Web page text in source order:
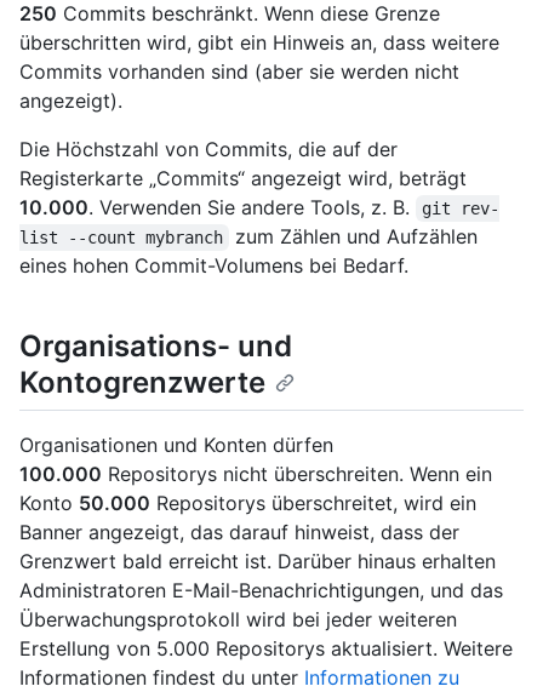
250 Commits beschränkt. Wenn diese Grenze
überschritten wird, gibt ein Hinweis an, dass weitere
Commits vorhanden sind (aber sie werden nicht
angezeigt).
Die Höchstzahl von Commits, die auf der
Registerkarte „Commits“ angezeigt wird, beträgt
10.000. Verwenden Sie andere Tools, z. B.
git rev-
list --count mybranch
zum Zählen und Aufzählen
eines hohen Commit-Volumens bei Bedarf.
Organisations- und
Kontogrenzwerte
Organisationen und Konten dürfen
100.000 Repositorys nicht überschreiten. Wenn ein
Konto 50.000 Repositorys überschreitet, wird ein
Banner angezeigt, das darauf hinweist, dass der
Grenzwert bald erreicht ist. Darüber hinaus erhalten
Administratoren E-Mail-Benachrichtigungen, und das
Überwachungsprotokoll wird bei jeder weiteren
Erstellung von 5.000 Repositorys aktualisiert. Weitere
Informationen findest du unter Informationen zu